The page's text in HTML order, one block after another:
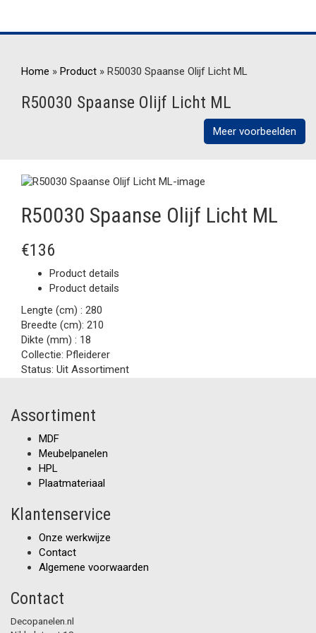
Home » Product » R50030 Spaanse Olijf Licht ML
R50030 Spaanse Olijf Licht ML
Meer voorbeelden
R50030 Spaanse Olijf Licht ML
€136
Product details
Product details
Lengte (cm) : 280
Breedte (cm): 210
Dikte (mm) : 18
Collectie: Pfleiderer
Status: Uit Assortiment
Assortiment
MDF
Meubelpanelen
HPL
Plaatmateriaal
Klantenservice
Onze werkwijze
Contact
Algemene voorwaarden
Contact
Decopanelen.nl